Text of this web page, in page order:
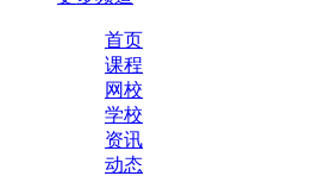
首页
课程
网校
学校
资讯
动态